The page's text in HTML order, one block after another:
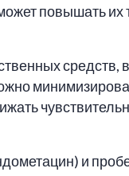
повышать их
и